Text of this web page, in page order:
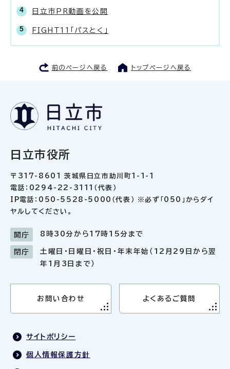
日立市PR動画を公開
FIGHT11「パスとく」
前のページへ戻る トップページへ戻る
日立市役所
〒317-8601 茨城県日立市助川町1-1-1
電話：0294-22-3111（代表）
IP電話：050-5528-5000（代表） ※必ず「050」からダイ
ヤルしてください。
開庁 8時30分から17時15分まで
閉庁
土曜日・日曜日・祝日・年末年始（12月29日から翌
年1月3日まで）
お問い合わせ よくあるご質問
サイトポリシー
個人情報保護方針